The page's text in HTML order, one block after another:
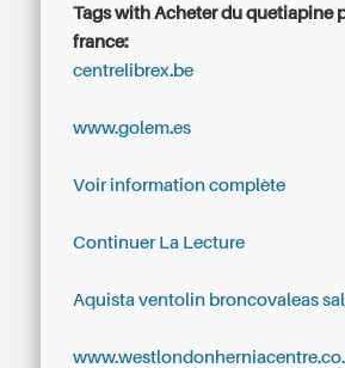
Tags with Acheter du quetiapine
france:
centrelibrex.be
www.golem.es
Voir information complète
Continuer La Lecture
Aquista ventolin broncovaleas